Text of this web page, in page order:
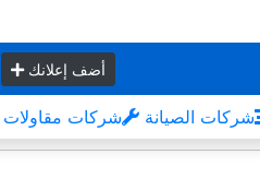
أضف إعلانك
شركات مقاولات شركات الصيانة